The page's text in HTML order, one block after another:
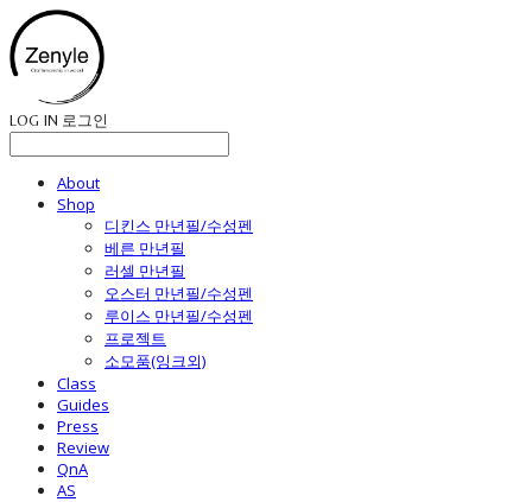
LOG IN 로그인
About
Shop
디킨스 만년필/수성펜
베른 만년필
러셀 만년필
오스터 만년필/수성펜
루이스 만년필/수성펜
프로젝트
소모품(잉크외)
Class
Guides
Press
Review
QnA
AS